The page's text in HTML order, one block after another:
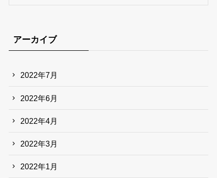
アーカイブ
2022年7月
2022年6月
2022年4月
2022年3月
2022年1月